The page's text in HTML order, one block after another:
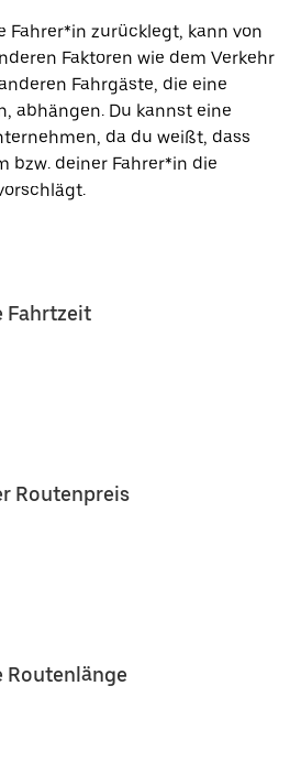
Fahrer*in zurücklegt, kann von
Faktoren wie dem Verkehr
Fahrgäste, die eine
abhängen. Du kannst eine
da du weißt, dass
bzw. deiner Fahrer*in die
Fahrtzeit
Routenpreis